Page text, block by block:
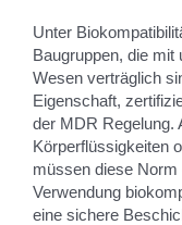
Unter
Baugruppen, die mit
Wesen verträglich
Eigenschaft,
der MDR Regelung.
Körperflüssigkeiten
müssen diese
Verwendung
eine sichere